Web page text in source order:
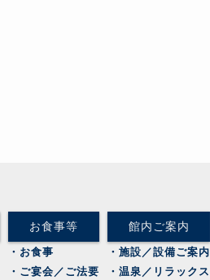
お食事等
・お食事
・ご宴会／ご法要
館内ご案内
・施設／設備ご案内
・温泉／リラックス